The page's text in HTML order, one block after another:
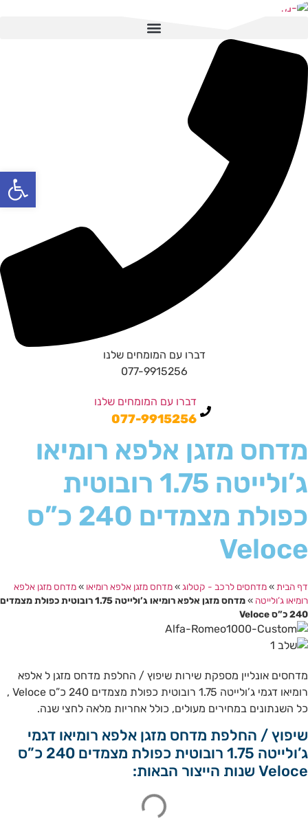
דלג
דברו עם המומחים שלנו
077-9915256
דברו עם המומחים שלנו
077-9915256
מדחס מזגן אלפא רומיאו
ג’ולייטה 1.75 רובוטית
כפולת מצמדים 240 כ”ס
Veloce
דף הבית »מדחסים לרכב - קטלוג »מדחס מזגן אלפא רומיאו »מדחס מזגן אלפא
רומיאו ג’ולייטה »
מדחס מזגן אלפא רומיאו ג’ולייטה 1.75 רובוטית כפולת מצמדים
240 כ”ס Veloce
מדחסים אונליין מספקת שירות שיפוץ / החלפת מדחס מזגן ל אלפא
רומיאו דגמי ג’ולייטה 1.75 רובוטית כפולת מצמדים 240 כ”ס Veloce ,
כל השנתונים במחירים מעולים, כולל אחריות מלאה לחצי שנה.
שיפוץ / החלפת מדחס מזגן אלפא רומיאו דגמי
ג’ולייטה 1.75 רובוטית כפולת מצמדים 240 כ”ס
Veloce שנות הייצור הבאות: